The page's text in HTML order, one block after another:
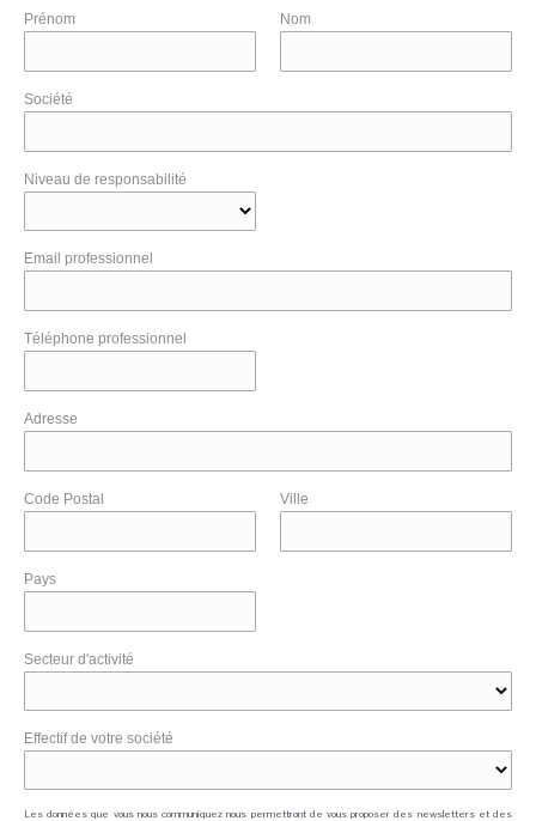
Prénom Nom
Société
Niveau de responsabilité
Email professionnel
Téléphone professionnel
Adresse
Code Postal Ville
Pays
Secteur d'activité
Effectif de votre société
Les données que vous nous communiquez nous permettront de vous proposer des newsletters et des